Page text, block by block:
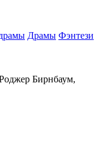
Драмы Фэнтези
Бирнбаум,